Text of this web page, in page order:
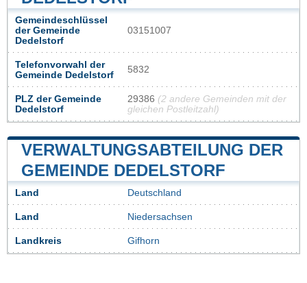
Gemeindeschlüssel
der Gemeinde
Dedelstorf
03151007
Telefonvorwahl der
Gemeinde Dedelstorf
5832
PLZ der Gemeinde
Dedelstorf
29386 (2 andere Gemeinden mit der
gleichen Postleitzahl)
VERWALTUNGSABTEILUNG DER
GEMEINDE DEDELSTORF
Land Deutschland
Land Niedersachsen
Landkreis Gifhorn